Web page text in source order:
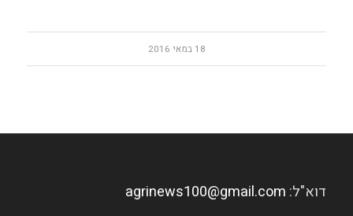
18 במאי 2016
דוא"ל: agrinews100@gmail.com